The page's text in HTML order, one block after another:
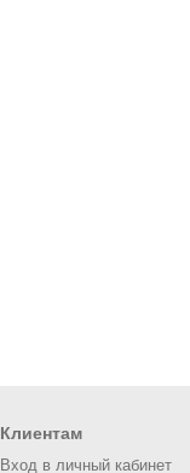
Клиентам
Вход в личный кабинет